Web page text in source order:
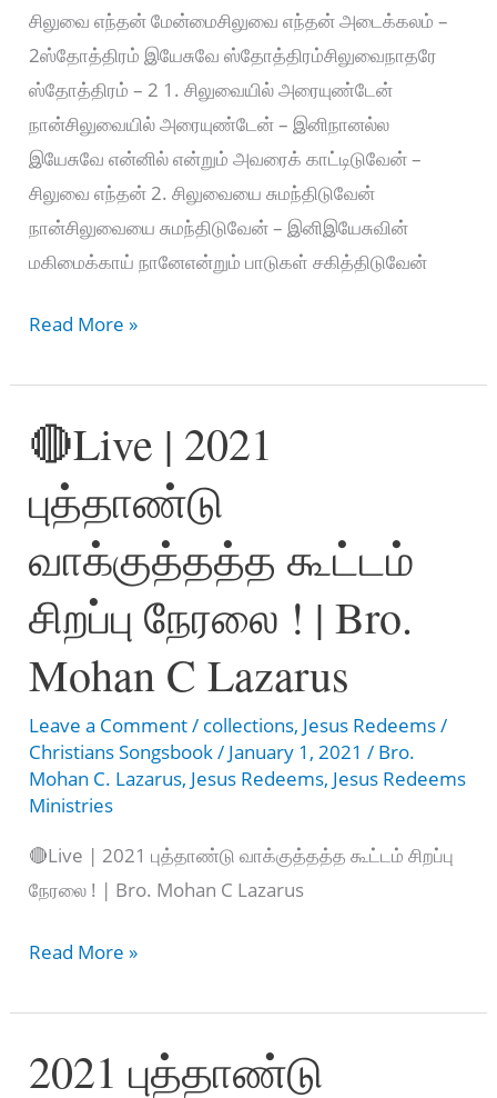
சிலுவை எந்தன் மேன்மைசிலுவை எந்தன் அடைக்கலம் –
2ஸ்தோத்திரம் இயேசுவே ஸ்தோத்திரம்சிலுவைநாதரே
ஸ்தோத்திரம் – 2 1. சிலுவையில் அரையுண்டேன்
நான்சிலுவையில் அரையுண்டேன் – இனிநானல்ல
இயேசுவே என்னில் என்றும் அவரைக் காட்டிடுவேன் –
சிலுவை எந்தன் 2. சிலுவையை சுமந்திடுவேன்
நான்சிலுவையை சுமந்திடுவேன் – இனிஇயேசுவின்
மகிமைக்காய் நானேஎன்றும் பாடுகள் சகித்திடுவேன்
Maenmai
–
மேன்மை
பாராட்டுவேன்
Read More »
🔴Live | 2021
புத்தாண்டு
வாக்குத்தத்த கூட்டம்
சிறப்பு நேரலை ! | Bro.
Mohan C Lazarus
Leave a Comment/ collections, Jesus Redeems/
Christians Songsbook/ January 1, 2021/ Bro.
Mohan C. Lazarus, Jesus Redeems, Jesus Redeems
Ministries
🔴Live | 2021 புத்தாண்டு வாக்குத்தத்த கூட்டம் சிறப்பு
நேரலை ! | Bro. Mohan C Lazarus
🔴Live
2021
புத்தாண்டு
வாக்குத்தத்த
Read More »
2021 புத்தாண்டு